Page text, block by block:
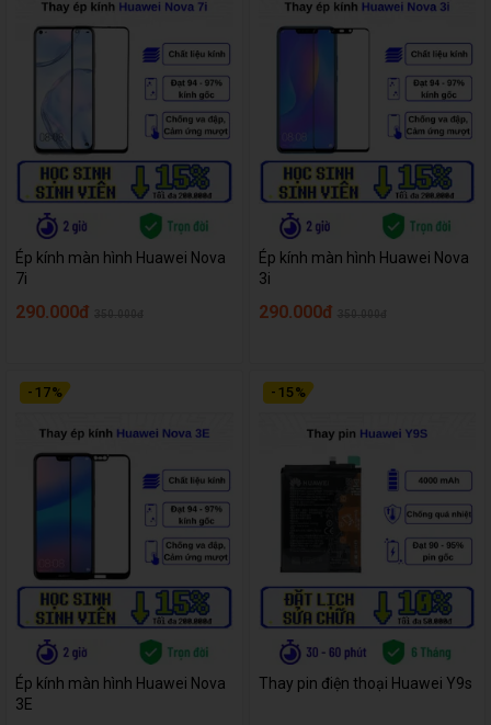
Ép kính màn hình Huawei Nova
7i
290.000đ
Ép kính màn hình Huawei Nova
3i
290.000đ
- 17%
Ép kính màn hình Huawei Nova
3E
- 15%
Thay pin điện thoại Huawei Y9s